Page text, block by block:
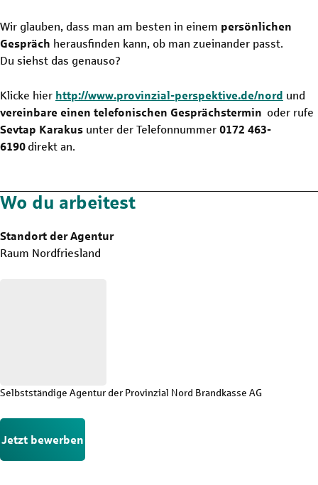
Wir glauben, dass man am besten in einem persönlichen
Gespräch herausfinden kann, ob man zueinander passt.
Du siehst das genauso?
Klicke hier http://www.provinzial-perspektive.de/nord und
vereinbare einen telefonischen Gesprächstermin oder rufe
Sevtap Karakus unter der Telefonnummer 0172 463-
6190 direkt an.
Wo du arbeitest
Standort der Agentur
Raum Nordfriesland
Selbstständige Agentur der Provinzial Nord Brandkasse AG
Jetzt bewerben